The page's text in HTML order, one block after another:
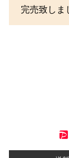
完売致しま